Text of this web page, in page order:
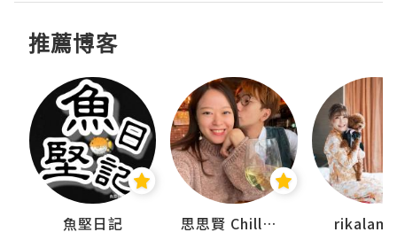
推薦博客
魚堅日記 思思賢 ChillMyBabe